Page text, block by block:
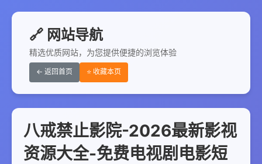
🔗 网站导航
精选优质网站，为您提供便捷的浏览体验
← 返回首页 ⭐ 收藏本页
八戒禁止影院-2026最新影视
资源大全-免费电视剧电影短